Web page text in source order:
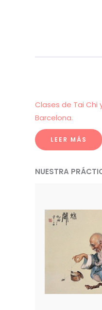
Clases de Tai Chi
Barcelona.
LEER MÁS
NUESTRA